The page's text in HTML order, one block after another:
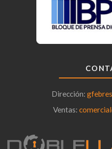
Dirección:
Ventas: